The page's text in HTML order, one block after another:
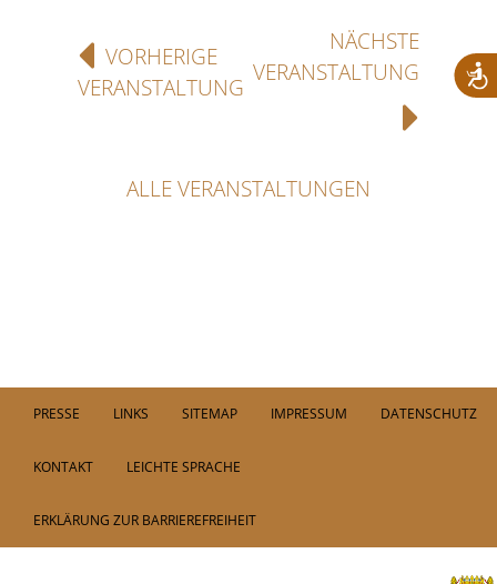
VORHERIGE
VERANSTALTUNG
NÄCHSTE
VERANSTALTUNG
ALLE VERANSTALTUNGEN
PRESSE LINKS SITEMAP IMPRESSUM DATENSCHUTZ
KONTAKT LEICHTE SPRACHE
ERKLÄRUNG ZUR BARRIEREFREIHEIT